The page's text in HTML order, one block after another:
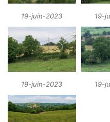
19-juin-2023 19-
19-juin-2023 19-